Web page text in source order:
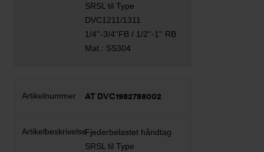
SRSL til Type
DVC1211/1311
1/4''-3/4''FB / 1/2''-1'' RB
Mat.: SS304
AT DVC1982788002
Fjederbelastet håndtag
SRSL til Type